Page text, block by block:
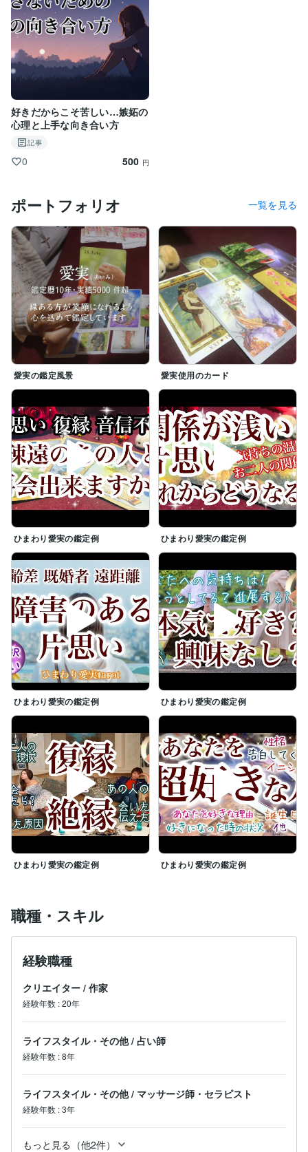
好きだからこそ苦しい…嫉妬の
心理と上手な向き合い方
記事
0 500 円
ポートフォリオ 一覧を見る
愛実の鑑定風景 愛実使用のカード
ひまわり愛実の鑑定例 ひまわり愛実の鑑定例
ひまわり愛実の鑑定例 ひまわり愛実の鑑定例
ひまわり愛実の鑑定例 ひまわり愛実の鑑定例
職種・スキル
経験職種
クリエイター / 作家
経験年数 :20年
ライフスタイル・その他 / 占い師
経験年数 :8年
ライフスタイル・その他 / マッサージ師・セラピスト
経験年数 :3年
もっと見る（他2件）